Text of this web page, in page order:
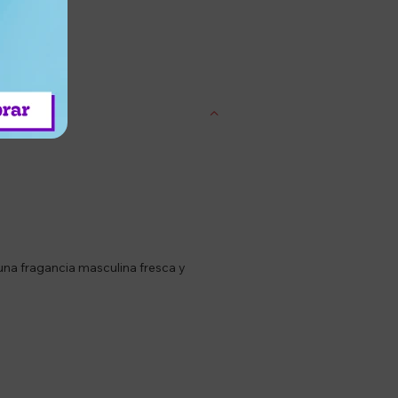
fragancia masculina fresca y